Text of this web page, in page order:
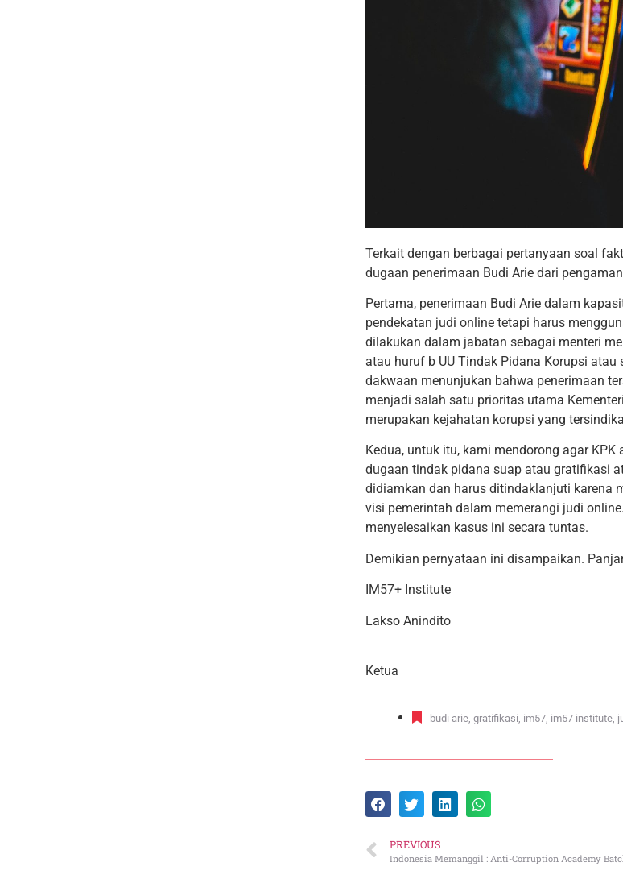
Terkait dengan berbagai pertanyaan soal
dugaan penerimaan Budi Arie dari
Pertama, penerimaan Budi Arie dalam
pendekatan judi online tetapi harus
dilakukan dalam jabatan sebagai menteri
atau huruf b UU Tindak Pidana Korupsi
dakwaan menunjukan bahwa penerimaan
menjadi salah satu prioritas utama
merupakan kejahatan korupsi yang
Kedua, untuk itu, kami mendorong agar
dugaan tindak pidana suap atau gratifikasi
didiamkan dan harus ditindaklanjuti karena
visi pemerintah dalam memerangi judi
menyelesaikan kasus ini secara tuntas.
Demikian pernyataan ini disampaikan.
IM57+ Institute
Lakso Anindito
Ketua
budi arie, gratifikasi, im57, im57 institute,
PREVIOUS
Indonesia Memanggil : Anti-Corruption Academy